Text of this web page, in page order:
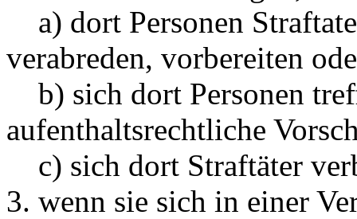
a) dort Personen
verabreden, vorbereiten
b) sich dort Personen
aufenthaltsrechtliche
c) sich dort Straftäter
3. wenn sie sich in einer